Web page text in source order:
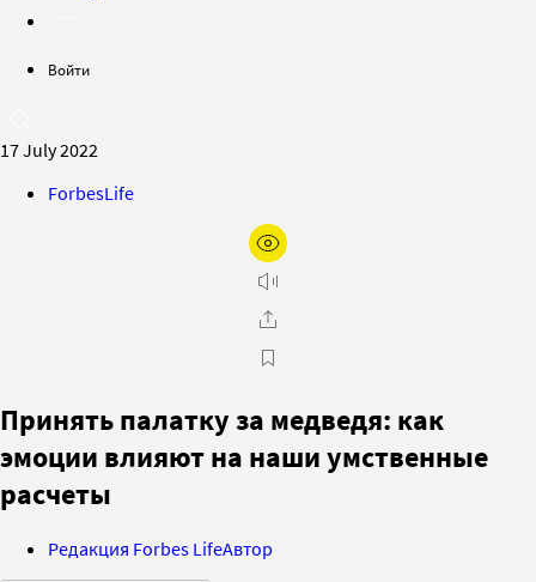
Войти
17 July 2022
ForbesLife
Принять палатку за медведя: как
эмоции влияют на наши умственные
расчеты
Редакция Forbes LifeАвтор